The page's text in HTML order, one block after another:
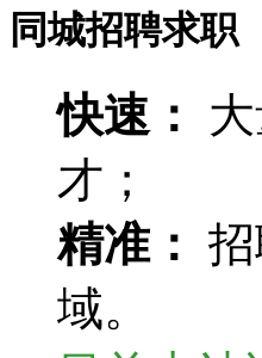
同城招聘求职
快速：
才；
精准：
域。